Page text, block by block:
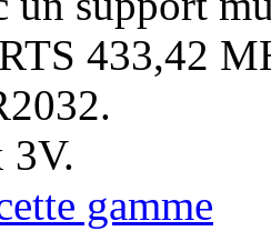
433,42
3V.
gamme